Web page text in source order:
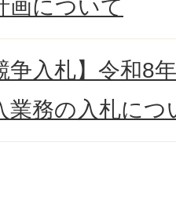
画について
争入札】令和8
業務の入札につ